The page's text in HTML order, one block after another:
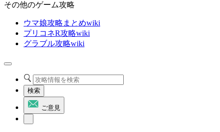
その他のゲーム攻略
ウマ娘攻略まとめwiki
プリコネR攻略wiki
グラブル攻略wiki
検索
ご意見